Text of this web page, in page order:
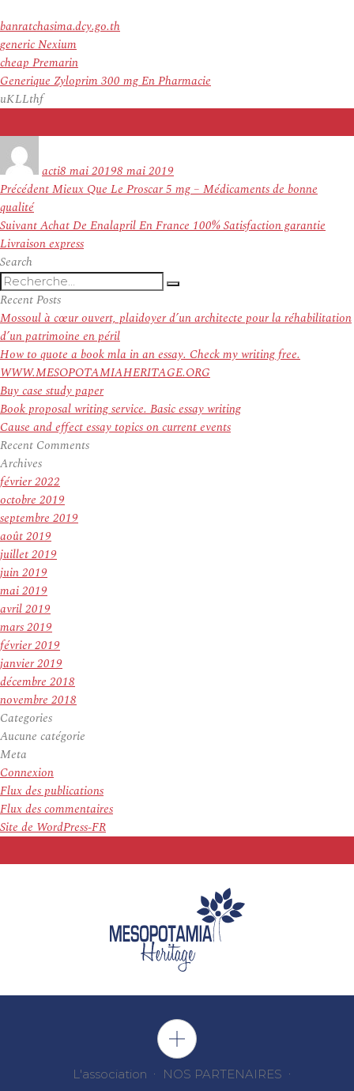
banratchasima.dcy.go.th
generic Nexium
cheap Premarin
Generique Zyloprim 300 mg En Pharmacie
uKLLthf
actile
8 mai 20198 mai 2019
Navigation
de
l’article
PrécédentArticle
Mieux Que Le Proscar 5 mg – Médicaments de bonne
qualité
SuivantArticle
suivant :
Achat De Enalapril En France 100% Satisfaction garantie
Livraison express
Search
Recherche
pour
:
Recherche
Recent Posts
Mossoul à cœur ouvert, plaidoyer d’un architecte pour la réhabilitation
d’un patrimoine en péril
How to quote a book mla in an essay. Check my writing free.
WWW.MESOPOTAMIAHERITAGE.ORG
Buy case study paper
Book proposal writing service. Basic essay writing
Cause and effect essay topics on current events
Recent Comments
Archives
février 2022
octobre 2019
septembre 2019
août 2019
juillet 2019
juin 2019
mai 2019
avril 2019
mars 2019
février 2019
janvier 2019
décembre 2018
novembre 2018
Categories
Aucune catégorie
Meta
Connexion
Flux des publications
Flux des commentaires
Site de WordPress-FR
L'association NOS PARTENAIRES